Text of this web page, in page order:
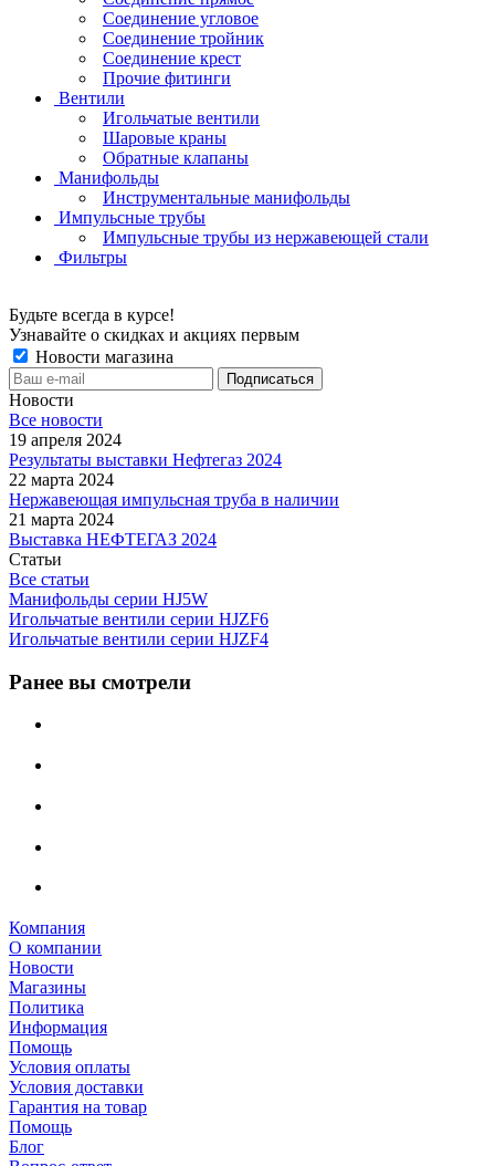
Соединение угловое
Соединение тройник
Соединение крест
Прочие фитинги
Вентили
Игольчатые вентили
Шаровые краны
Обратные клапаны
Манифольды
Инструментальные манифольды
Импульсные трубы
Импульсные трубы из нержавеющей стали
Фильтры
Будьте всегда в курсе!
Узнавайте о скидках и акциях первым
Новости магазина
Новости
Все новости
19 апреля 2024
Результаты выставки Нефтегаз 2024
22 марта 2024
Нержавеющая импульсная труба в наличии
21 марта 2024
Выставка НЕФТЕГАЗ 2024
Статьи
Все статьи
Манифольды серии HJ5W
Игольчатые вентили серии HJZF6
Игольчатые вентили серии HJZF4
Ранее вы смотрели
Компания
О компании
Новости
Магазины
Политика
Информация
Помощь
Условия оплаты
Условия доставки
Гарантия на товар
Помощь
Блог